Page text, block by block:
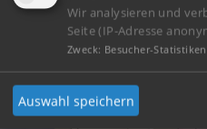
Wir analysieren und
Seite (IP-Adresse
Zweck: Besucher-Statistiken
Auswahl speichern